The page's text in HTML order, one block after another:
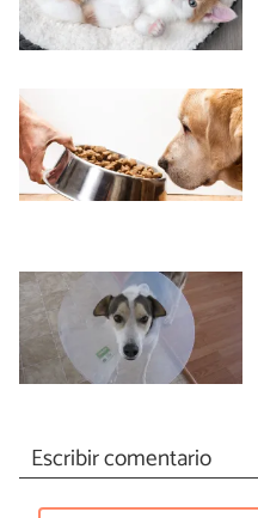
Escribir comentario